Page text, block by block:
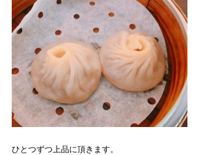
ひとつずつ上品に頂きます。